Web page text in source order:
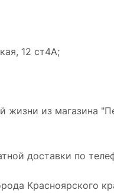
12 ст4А;
из магазина
доставки по
Красноярского